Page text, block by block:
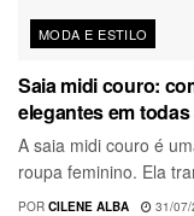
MODA E ESTILO
Saia midi couro:
elegantes em
A saia midi couro é
roupa feminino. Ela
POR CILENE ALBA 31/07/